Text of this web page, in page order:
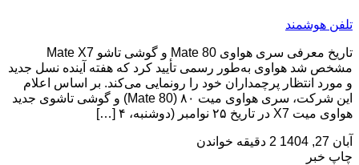
تلفن هوشمند
تاریخ معرفی سری هواوی Mate 80 و گوشی تاشو Mate X7
مشخص شد هواوی به‌طور رسمی تأیید کرد که هفته آینده نسل جدید
و مورد انتظار پرچمداران خود را رونمایی می‌کند. بر اساس اعلام
این شرکت، سری هواوی میت ۸۰ (Mate 80) و گوشی تاشوی جدید
هواوی میت X7 در تاریخ ۲۵ نوامبر (دوشنبه، ۴ […]
آبان 27, 1404
2 دقیقه خواندن
چاپ خبر